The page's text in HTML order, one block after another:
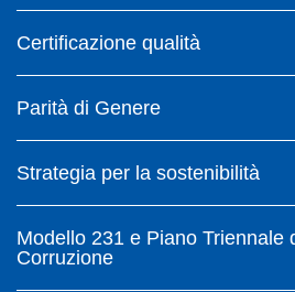
Certificazione qualità
Parità di Genere
Strategia per la sostenibilità
Modello 231 e Piano Triennale
Corruzione